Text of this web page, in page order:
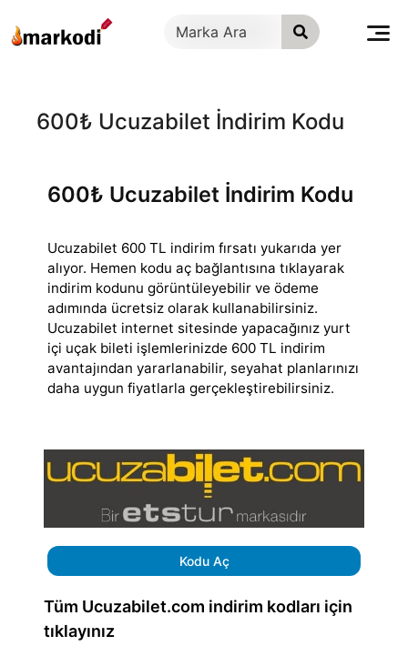
geç
600₺ Ucuzabilet İndirim Kodu
600₺ Ucuzabilet İndirim Kodu
Ucuzabilet 600 TL indirim fırsatı yukarıda yer
alıyor. Hemen kodu aç bağlantısına tıklayarak
indirim kodunu görüntüleyebilir ve ödeme
adımında ücretsiz olarak kullanabilirsiniz.
Ucuzabilet internet sitesinde yapacağınız yurt
içi uçak bileti işlemlerinizde 600 TL indirim
avantajından yararlanabilir, seyahat planlarınızı
daha uygun fiyatlarla gerçekleştirebilirsiniz.
Kodu Aç
Tüm Ucuzabilet.com indirim kodları için
tıklayınız